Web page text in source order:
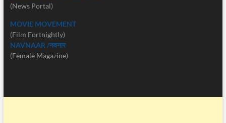
(News Portal)
MOVIE MOVEMENT
(Film Fortnightly)
NAVNAAR /नवनार
(Female Magazine)